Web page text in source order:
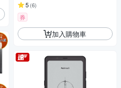
5 (6)
券
加入購物車